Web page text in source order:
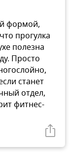
формой,
прогулка
полезна
Просто
станет
отдел,
фитнес-